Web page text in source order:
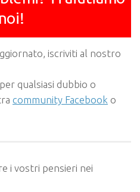
noi!
iscriviti al nostro
qualsiasi dubbio o
community Facebook o
i vostri pensieri nei